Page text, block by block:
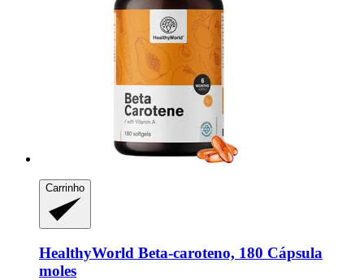
Carrinho
HealthyWorld Beta-​caroteno, 180 Cápsula
moles